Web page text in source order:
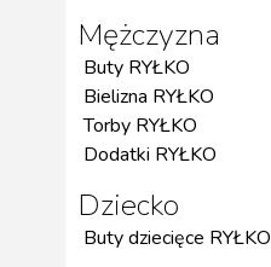
Mężczyzna
Buty RYŁKO
Bielizna RYŁKO
Torby RYŁKO
Dodatki RYŁKO
Dziecko
Buty dziecięce RYŁKO